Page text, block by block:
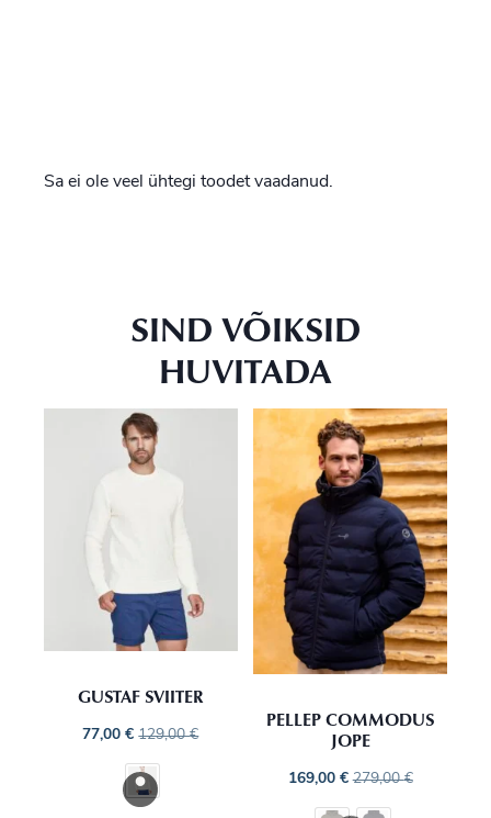
Sa ei ole veel ühtegi toodet vaadanud.
SIND VÕIKSID
HUVITADA
GUSTAF SVIITER
77,00€ 129,00€
PELLEP COMMODUS
JOPE
169,00 € 279,00€